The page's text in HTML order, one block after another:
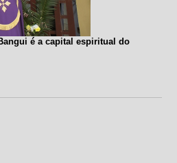
é a capital espiritual do